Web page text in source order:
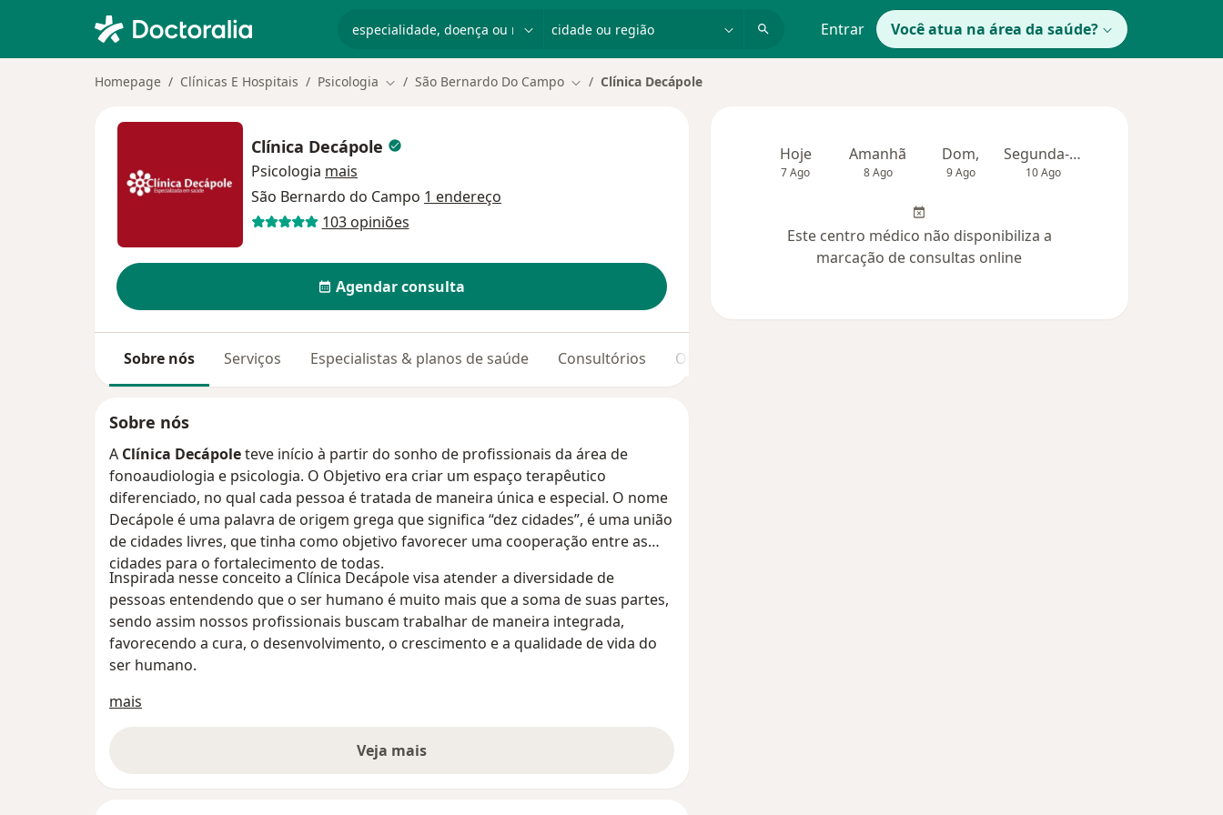
Entrar Você atua na área da saúde?
Homepage Clínicas E Hospitais Psicologia Mudar de cidade
São Bernardo Do Campo Mudar de cidade
Clínica Decápole
Clínica Decápole
Psicologia mais
São Bernardo do Campo 1 endereço
103 opiniões
Agendar consulta
Sobre nós Serviços Especialistas & planos de saúde Consultórios Opiniões
Sobre nós
A Clínica Decápoleteve início à partir do sonho de profissionais da área de
fonoaudiologia e psicologia. O Objetivo era criar um espaço terapêutico
diferenciado, no qual cada pessoa é tratada de maneira única e especial. O nome
Decápole é uma palavra de origem grega que significa “dez cidades”, é uma união
de cidades livres, que tinha como objetivo favorecer uma cooperação entre as
cidades para o fortalecimento de todas.
Inspirada nesse conceito a Clínica Decápole visa atender a diversidade de
pessoas entendendo que o ser humano é muito mais que a soma de suas partes,
sendo assim nossos profissionais buscam trabalhar de maneira integrada,
favorecendo a cura, o desenvolvimento, o crescimento e a qualidade de vida do
ser humano.
mais
Veja mais
Hoje
7 Ago
Amanhã
8 Ago
Dom,
9 Ago
Segunda-feira
10 Ago
Este centro médico não disponibiliza a
marcação de consultas online